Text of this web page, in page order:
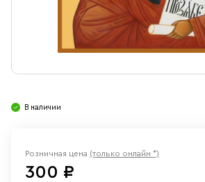
Ювелирные изделия
В наличии
Розничная цена (только онлайн *)
300 ₽